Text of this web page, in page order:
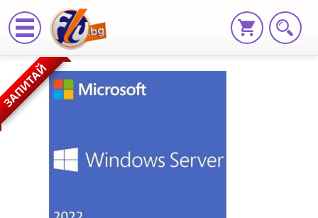
Dell
Software,
WS
2022
50CALs
ЗАПИТАЙ